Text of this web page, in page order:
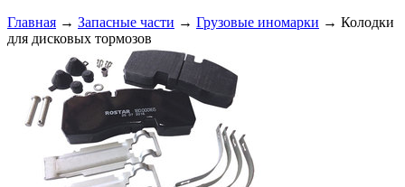
Главная → Запасные части → Грузовые иномарки → Колодки
для дисковых тормозов